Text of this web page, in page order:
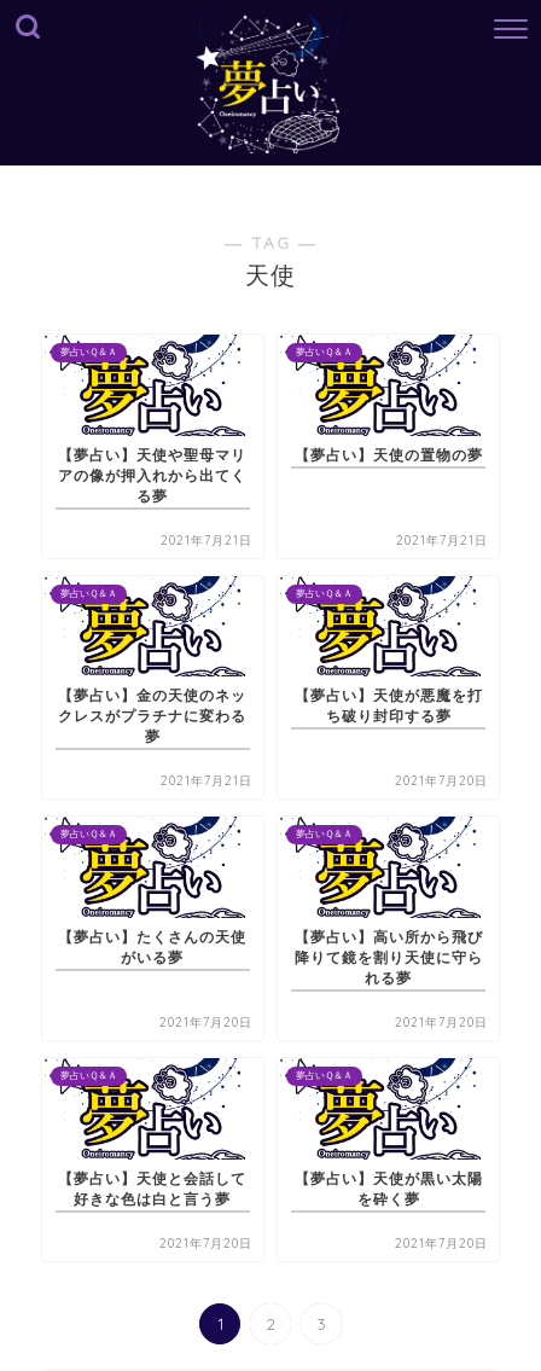
― TAG ―
天使
夢占いＱ＆Ａ
【夢占い】天使や聖母マリ
アの像が押入れから出てく
る夢
2021年7月21日
夢占いＱ＆Ａ
【夢占い】天使の置物の夢
2021年7月21日
夢占いＱ＆Ａ
【夢占い】金の天使のネッ
クレスがプラチナに変わる
夢
2021年7月21日
夢占いＱ＆Ａ
【夢占い】天使が悪魔を打
ち破り封印する夢
2021年7月20日
夢占いＱ＆Ａ
【夢占い】たくさんの天使
がいる夢
2021年7月20日
夢占いＱ＆Ａ
【夢占い】高い所から飛び
降りて鏡を割り天使に守ら
れる夢
2021年7月20日
夢占いＱ＆Ａ
【夢占い】天使と会話して
好きな色は白と言う夢
2021年7月20日
夢占いＱ＆Ａ
【夢占い】天使が黒い太陽
を砕く夢
2021年7月20日
1 2 3